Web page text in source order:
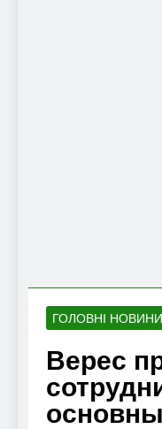
ГОЛОВНІ НОВИНИ
Верес